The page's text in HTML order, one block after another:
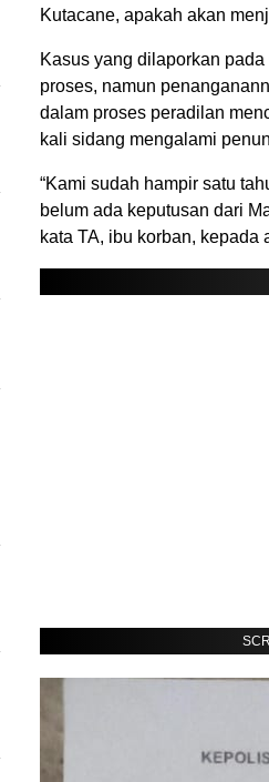
Kutacane, apakah akan
Kasus yang dilaporkan
proses, namun
dalam proses peradilan
kali sidang mengalami
“Kami sudah hampir satu
belum ada keputusan dari
kata TA, ibu korban,